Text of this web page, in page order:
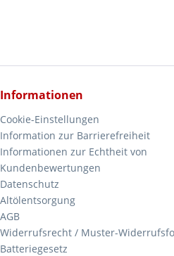
Informationen
Cookie-Einstellungen
Information zur Barrierefreiheit
Informationen zur Echtheit von
Kundenbewertungen
Datenschutz
Altölentsorgung
AGB
Widerrufsrecht / Muster-
Batteriegesetz